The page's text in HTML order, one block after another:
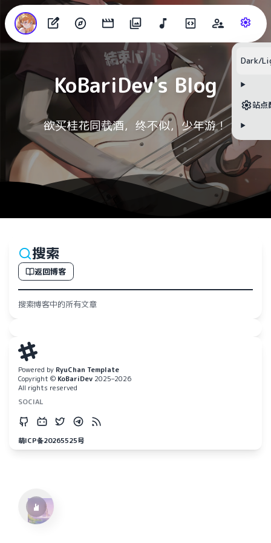
KoBariDev's Blog
欲买桂花同载酒，终不似，少年游！
Dark/
站点
搜索
返回博客
搜索博客中的所有文章
Powered by RyuChan Template
Copyright © KoBariDev 2025–2026
All rights reserved
SOCIAL
萌ICP备20265525号
无可用标题
HOYO-MiX